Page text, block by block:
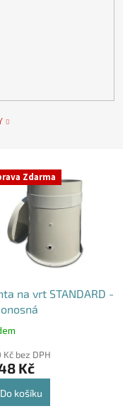
Zdarma
na vrt STANDARD -
Kč bez DPH
Kč
Do košíku